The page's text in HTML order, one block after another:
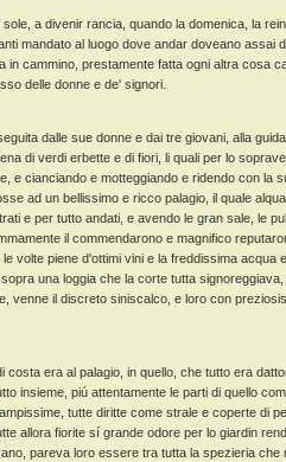
a divenir rancia, quando la domenica, la
mandato al luogo dove andar doveano assai
cammino, prestamente fatta ogni altra cosa
delle donne e de' signori.
dalle sue donne e dai tre giovani, alla
di verdi erbette e di fiori, li quali per lo
e cianciando e motteggiando e ridendo con la
ad un bellissimo e ricco palagio, il quale
e per tutto andati, e avendo le gran sale, le
il commendarono e magnifico
volte piene d'ottimi vini e la freddissima acqua
una loggia che la corte tutta
venne il discreto siniscalco, e loro con
era al palagio, in quello, che tutto era
insieme, piú attentamente le parti di quello
tutte diritte come strale e coperte di
allora fiorite sí grande odore per lo giardin
pareva loro essere tra tutta la spezieria che